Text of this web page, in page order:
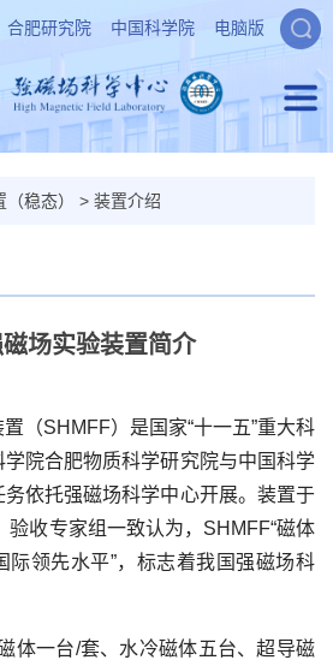
合肥研究院 中国科学院 电脑版
稳态） > 装置介绍
场实验装置简介
（SHMFF）是国家“十一五”重大科
院合肥物质科学研究院与中国科学
依托强磁场科学中心开展。装置于
验收专家组一致认为，SHMFF“磁体
际领先水平”，标志着我国强磁场科
体一台/套、水冷磁体五台、超导磁